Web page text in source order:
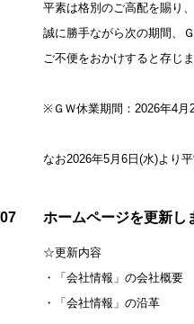
平素は格別のご高配を賜り
誠に勝手ながら次の期間、
ご不便をおかけすると存じ
※ＧＷ休業期間：2026年4月
なお2026年5月6日(水)より
ホームページを更新し
☆更新内容
・「会社情報」の会社概要
・「会社情報」の沿革